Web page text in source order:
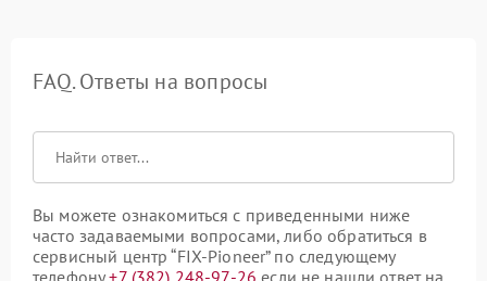
FAQ. Ответы на вопросы
Вы можете ознакомиться с приведенными ниже
часто задаваемыми вопросами, либо обратиться в
сервисный центр “FIX-Pioneer” по следующему